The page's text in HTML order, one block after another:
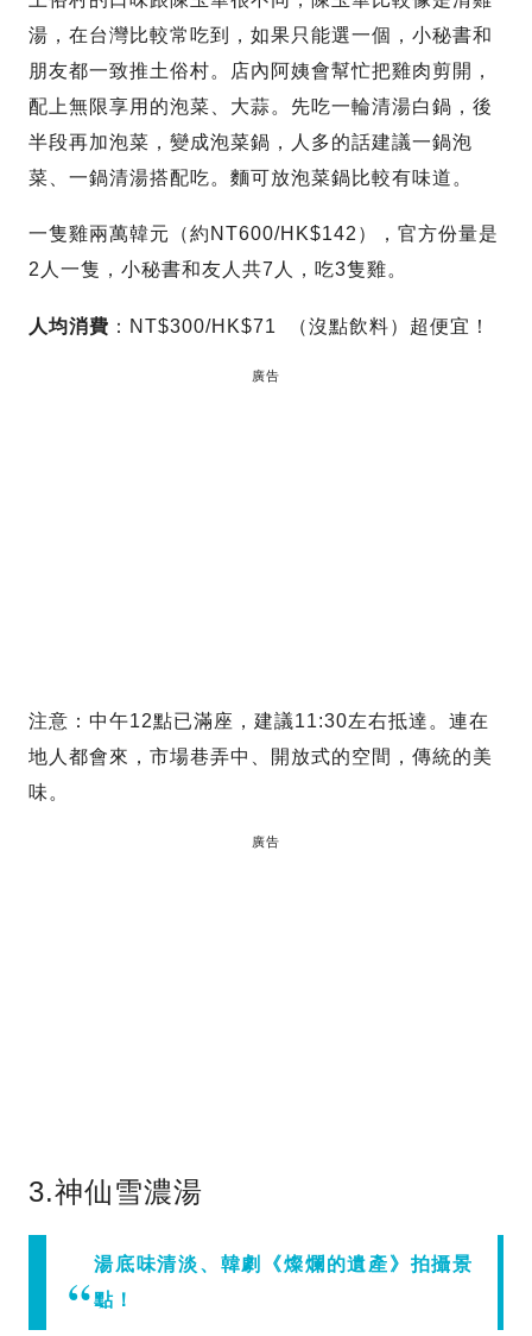
湯，在台灣比較常吃到，如果只能選一個，小秘書和
朋友都一致推土俗村。店內阿姨會幫忙把雞肉剪開，
配上無限享用的泡菜、大蒜。先吃一輪清湯白鍋，後
半段再加泡菜，變成泡菜鍋，人多的話建議一鍋泡
菜、一鍋清湯搭配吃。麵可放泡菜鍋比較有味道。
一隻雞兩萬韓元（約NT600/HK$142），官方份量是
2人一隻，小秘書和友人共7人，吃3隻雞。
人均消費 ：NT$300/HK$71 （沒點飲料）超便宜！
廣告
注意：中午12點已滿座，建議11:30左右抵達。連在
地人都會來，市場巷弄中、開放式的空間，傳統的美
味。
廣告
3.神仙雪濃湯
湯底味清淡、韓劇《燦爛的遺產》拍攝景
點！